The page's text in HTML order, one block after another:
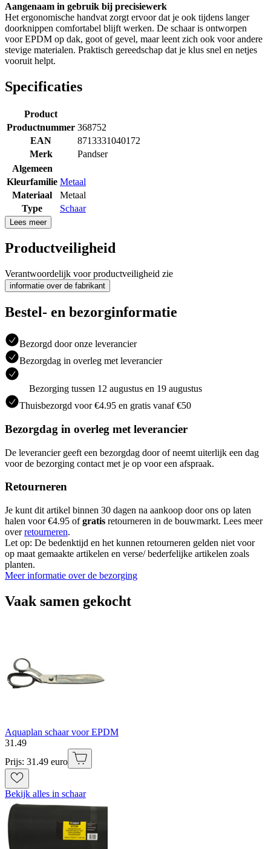
Aangenaam in gebruik bij precisiewerk
Het ergonomische handvat zorgt ervoor dat je ook tijdens langer
doorknippen comfortabel blijft werken. De schaar is ontworpen
voor EPDM op dak, goot of gevel, maar leent zich ook voor andere
stevige materialen. Praktisch gereedschap dat je klus snel en netjes
vooruit helpt.
Specificaties
Product
Productnummer 368752
EAN
8713331040172
Merk
Pandser
Algemeen
Kleurfamilie Metaal
Materiaal
Metaal
Type
Schaar
Lees meer
Productveiligheid
Verantwoordelijk voor productveiligheid zie
informatie over de fabrikant
Bestel- en bezorginformatie
Bezorgd door onze leverancier
Bezorgdag in overleg met leverancier
Bezorging tussen 12 augustus en 19 augustus
Thuisbezorgd voor €4.95 en gratis vanaf €50
Bezorgdag in overleg met leverancier
De leverancier geeft een bezorgdag door of neemt uiterlijk een dag
voor de bezorging contact met je op voor een afspraak.
Retourneren
Je kunt dit artikel binnen 30 dagen na aankoop door ons op laten
halen voor €4.95 ofgratis retourneren in de bouwmarkt. Lees meer
overretourneren.
Let op: De bedenktijd en het kunnen retourneren gelden niet voor
op maat gemaakte artikelen en verse/ bederfelijke artikelen zoals
planten.
Meer informatie over de bezorging
Vaak samen gekocht
Aquaplan schaar voor EPDM
31 .49
Prijs: 31.49 euro
Bekijk alles in schaar